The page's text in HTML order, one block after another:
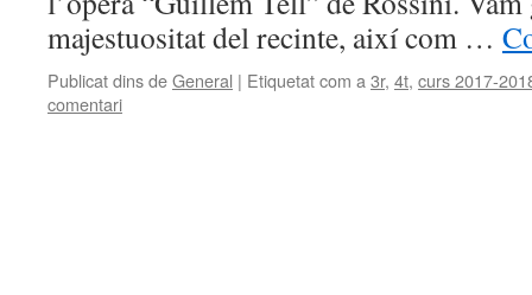
majestuositat del recinte, així com …
Publicat dins deGeneral | Etiquetat com a 3r, 4t, curs 2017-
comentari